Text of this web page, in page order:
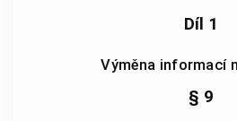
Díl 1
Výměna informací
§ 9